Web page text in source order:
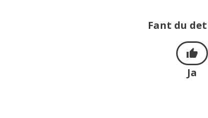
Fant du
Ja